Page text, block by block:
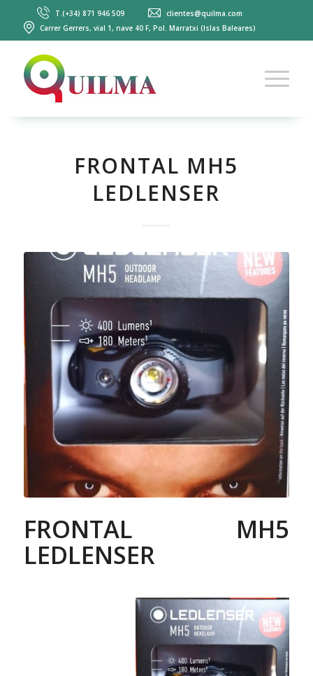
T.(+34) 871 946 509
clientes@quilma.com
Carrer Gerrers, vial 1, nave 40 F, Pol. Marratxi (Islas Baleares)
FRONTAL MH5
LEDLENSER
FRONTAL MH5
LEDLENSER